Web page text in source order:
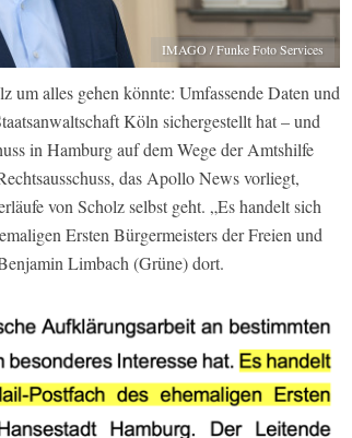
IMAGO / Funke Foto Services
um alles gehen könnte: Umfassende Daten und
Köln sichergestellt hat – und
in Hamburg auf dem Wege der Amtshilfe
das Apollo News vorliegt,
von Scholz selbst geht. „Es handelt sich
Ersten Bürgermeisters der Freien und
Limbach (Grüne) dort.